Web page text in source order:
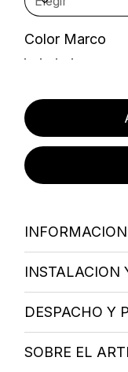
Color Marco
INFORMACION
INSTALACION
DESPACHO Y
SOBRE EL